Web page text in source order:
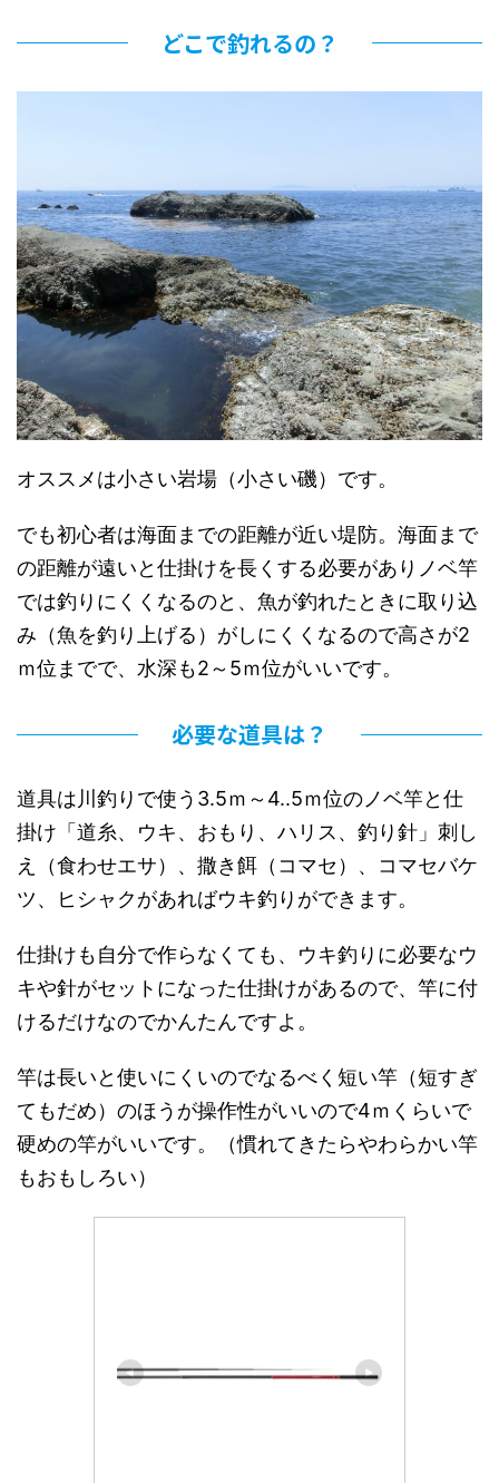
どこで釣れるの？
オススメは小さい岩場（小さい磯）です。
でも初心者は海面までの距離が近い堤防。海面まで
の距離が遠いと仕掛けを長くする必要がありノベ竿
では釣りにくくなるのと、魚が釣れたときに取り込
み（魚を釣り上げる）がしにくくなるので高さが2
ｍ位までで、水深も2～5ｍ位がいいです。
必要な道具は？
道具は川釣りで使う3.5ｍ～4..5ｍ位のノベ竿と仕
掛け「道糸、ウキ、おもり、ハリス、釣り針」刺し
え（食わせエサ）、撒き餌（コマセ）、コマセバケ
ツ、ヒシャクがあればウキ釣りができます。
仕掛けも自分で作らなくても、ウキ釣りに必要なウ
キや針がセットになった仕掛けがあるので、竿に付
けるだけなのでかんたんですよ。
竿は長いと使いにくいのでなるべく短い竿（短すぎ
てもだめ）のほうが操作性がいいので4ｍくらいで
硬めの竿がいいです。（慣れてきたらやわらかい竿
もおもしろい）